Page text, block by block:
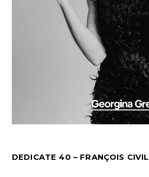
DEDICATE 40 – FRANÇOIS CIVIL